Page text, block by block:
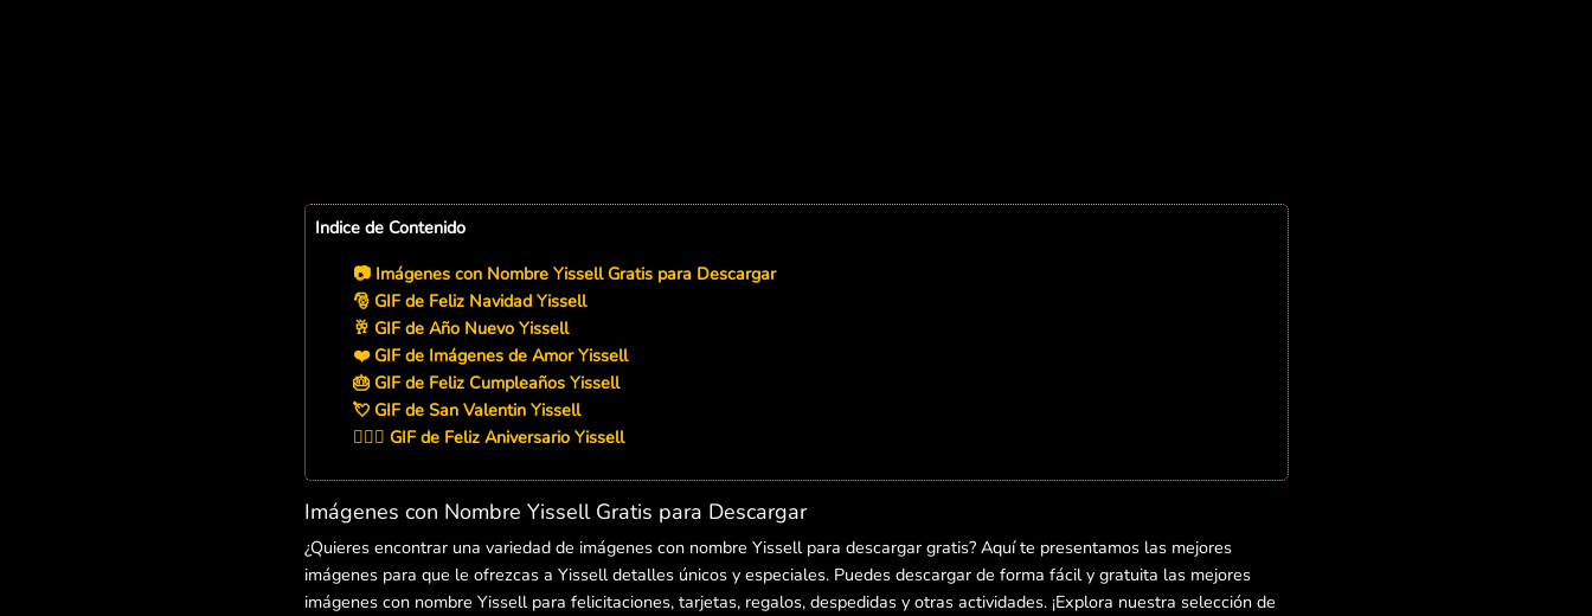
Indice de Contenido
📷 Imágenes con Nombre Yissell Gratis para Descargar
🎅 GIF de Feliz Navidad Yissell
🥂 GIF de Año Nuevo Yissell
❤️ GIF de Imágenes de Amor Yissell
🎂 GIF de Feliz Cumpleaños Yissell
💘 GIF de San Valentin Yissell
👨‍❤️‍👨 GIF de Feliz Aniversario Yissell
Imágenes con Nombre Yissell Gratis para Descargar
¿Quieres encontrar una variedad de imágenes con nombre Yissell para descargar gratis? Aquí te presentamos las mejores
imágenes para que le ofrezcas a Yissell detalles únicos y especiales. Puedes descargar de forma fácil y gratuita las mejores
imágenes con nombre Yissell para felicitaciones, tarjetas, regalos, despedidas y otras actividades. ¡Explora nuestra selección de